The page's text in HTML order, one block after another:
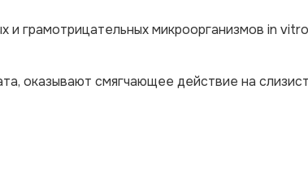
и грамотрицательных микроорганизмов in
оказывают смягчающее действие на